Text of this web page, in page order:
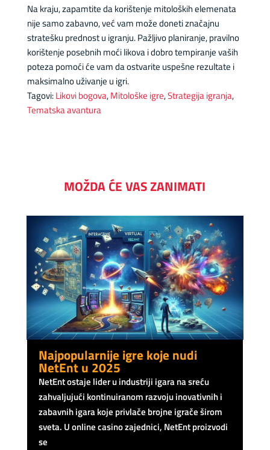
Na kraju, zapamtite da korištenje mitoloških elemenata
nije samo zabavno, već vam može doneti značajnu
stratešku prednost u igranju. Pažljivo planiranje, pravilno
korištenje posebnih moći likova i dobro tempiranje vaših
poteza pomoći će vam da ostvarite uspešne rezultate i
maksimalno uživanje u igri.
Tagovi:Likovi bogova,Mitološke igre,Strategija igranja,
Tematska avantura
MOŽDA ĆE VAS ZANIMATI
Najpopularnije igre koje nudi
NetEnt u 2025
NetEnt ostaje lider u industriji igara na sreću
zahvaljujući kontinuiranom razvoju inovativnih i
zabavnih igara koje privlače brojne igrače širom
sveta. U online casino zajednici, NetEnt proizvodi
se